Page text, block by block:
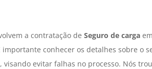
a contratação de Seguro de cargaem
conhecer os detalhes sobre o
evitar falhas no processo. Nós